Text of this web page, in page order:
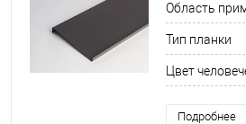
Область
Тип планки
Цвет
Подробнее